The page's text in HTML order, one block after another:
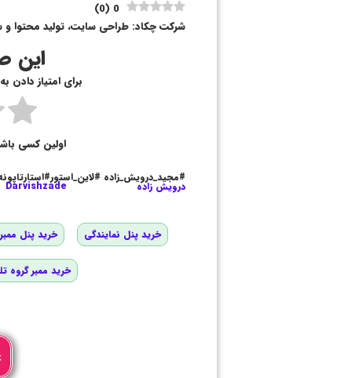
0
(
0
)
شرکت چکاد: طراحی سایت، تولید محتوا و
این
برای امتیاز دادن
اولین کسی
#مجید_درویش_زاده
درویش زاده Darvishzade
خرید پنل نمایندگی خرید پنل
خرید ممبر گروه